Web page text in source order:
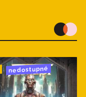
nedostupné